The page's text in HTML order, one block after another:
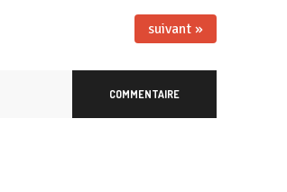
suivant »
COMMENTAIRE